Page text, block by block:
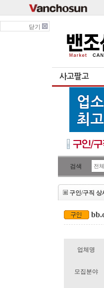
닫기
사고팔고
검색
구인/구직 상
업체명
모집분야